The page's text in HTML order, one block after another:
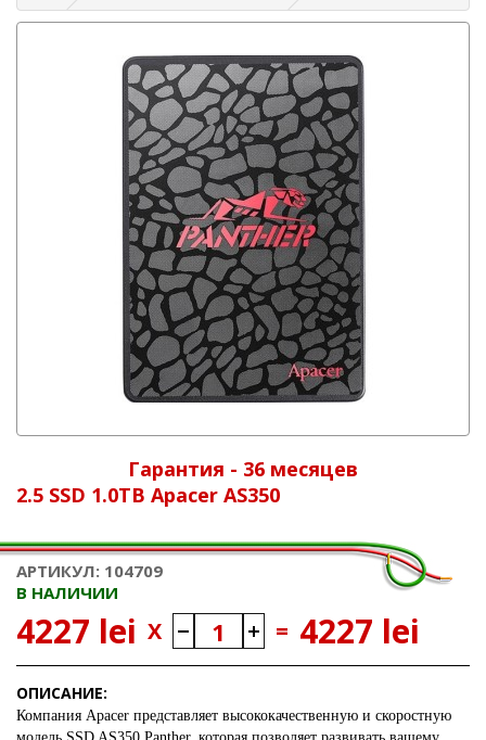
Гарантия - 36 месяцев
2.5 SSD 1.0TB Apacer AS350
АРТИКУЛ: 104709
В НАЛИЧИИ
4227 lei X = 4227 lei
ОПИСАНИЕ:
Компания Apacer представляет высококачественную и скоростную